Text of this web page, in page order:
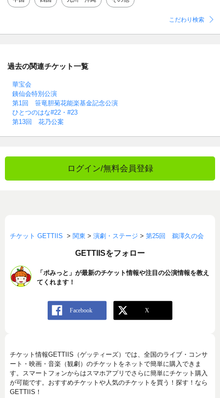
こだわり検索
過去の関連チケット一覧
華宝会
銕仙会特別公演
第1回 笹竜胆菊花能楽基金記念公演
ひとつのはな#22・#23
第13回 花乃公案
ログイン/無料会員登録
チケット GETTIIS > 関東 > 演劇・ステージ > 第25回 鵜澤久の会
GETTIISをフォロー
「ポみっと」が最新のチケット情報や注目の公演情報を教え
てくれます！
チケット情報GETTIIS（ゲッティーズ）では、全国のライブ・コンサ
ート・映画・音楽（観劇）のチケットをネットで簡単に購入できま
す。スマートフォンからはスマホアプリでさらに簡単にチケット購入
が可能です。おすすめチケットや人気のチケットを買う！探す！なら
GETTIIS！